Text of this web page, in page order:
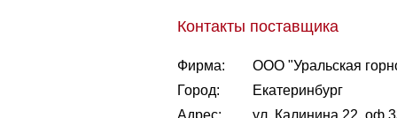
Контакты поставщика
Фирма:
ООО "Уральская
Город:
Екатеринбург
Адрес:
ул. Калинина 22,